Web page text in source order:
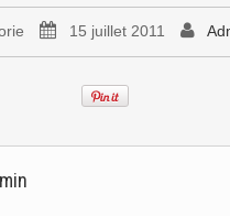
15 juillet 2011